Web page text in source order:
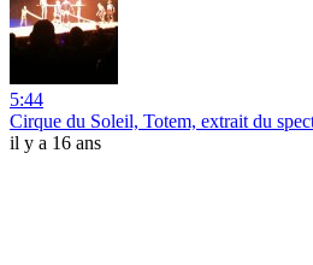
5:44
Cirque du Soleil, Totem, extrait du
il y a 16 ans